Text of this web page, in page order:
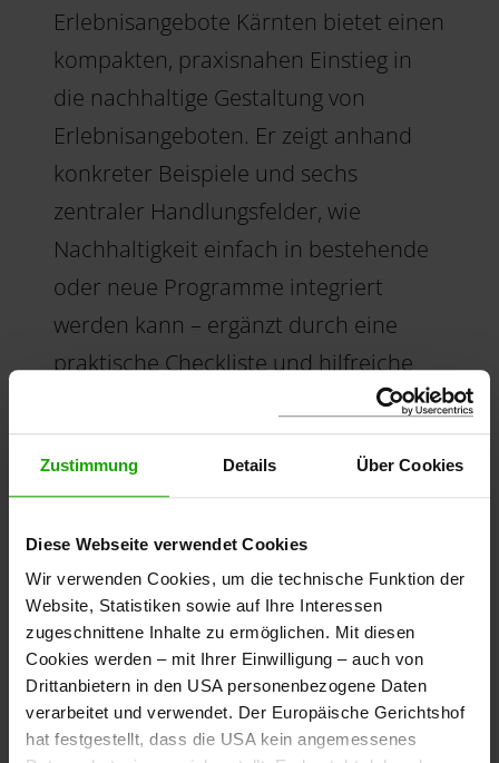
Zustimmung Details Über Cookies
Diese Webseite verwendet Cookies
Wir verwenden Cookies, um die technische Funktion der
Website, Statistiken sowie auf Ihre Interessen
zugeschnittene Inhalte zu ermöglichen. Mit diesen
Cookies werden – mit Ihrer Einwilligung – auch von
Drittanbietern in den USA personenbezogene Daten
verarbeitet und verwendet. Der Europäische Gerichtshof
hat festgestellt, dass die USA kein angemessenes
Erlebnisangebote Kärnten bietet einen
kompakten, praxisnahen Einstieg in
die nachhaltige Gestaltung von
Erlebnisangeboten. Er zeigt anhand
konkreter Beispiele und sechs
zentraler Handlungsfelder, wie
Nachhaltigkeit einfach in bestehende
oder neue Programme integriert
werden kann – ergänzt durch eine
praktische Checkliste und hilfreiche
nachhaltige
Erlebnisangebote
Workshops für Regionen